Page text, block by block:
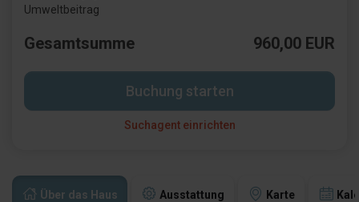
Über das Haus Ausstattung Karte
Umweltbeitrag
Gesamtsumme 960,00 EUR
Buchung starten
Suchagent einrichten